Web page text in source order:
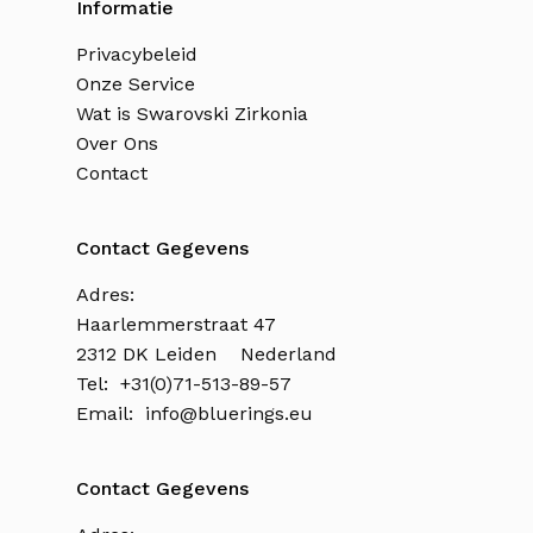
Informatie
Privacybeleid
Onze Service
Wat is Swarovski Zirkonia
Over Ons
Contact
Contact Gegevens
Adres:
Haarlemmerstraat 47
2312 DK Leiden Nederland
Tel: +31(0)71-513-89-57
Email: info@bluerings.eu
Contact Gegevens